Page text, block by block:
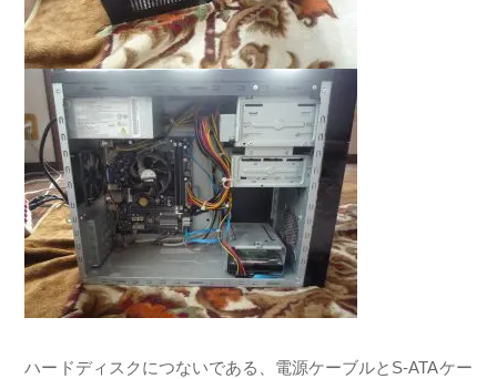
ハードディスクにつないである、電源ケーブルとS-ATAケー